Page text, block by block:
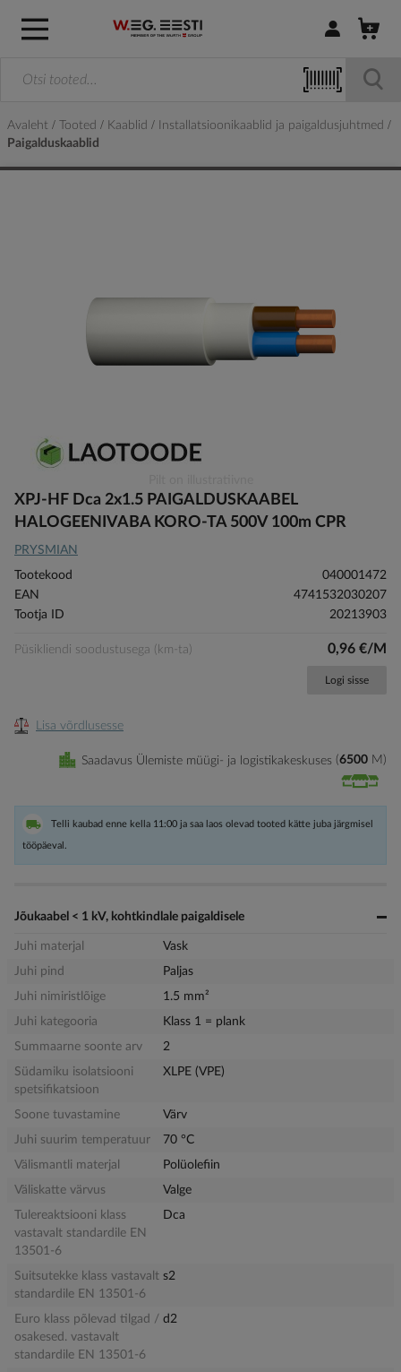
Logi sisse /
Avaleht Tooted Kaablid
Installatsioonikaablid ja paigaldusjuhtmed
Paigalduskaablid
to
the
of
the
images
XPJ-HF Dca 2x1.5 PAIGALDUSKAABEL
HALOGEENIVABA KORO-TA 500V 100m CPR
PRYSMIAN
Tootekood
040001472
EAN
4741532030207
Tootja ID
20213903
Püsikliendi soodustusega (km-ta) 0,96 €/M
Logi sisse
Lisa võrdlusesse
Saadavus Ülemiste müügi- ja logistikakeskuses 6500 M
Telli kaubad enne kella 11:00 ja saa laos olevad tooted kätte juba järgmisel
tööpäeval.
Jõukaabel < 1 kV, kohtkindlale paigaldisele
Juhi materjal
Vask
Juhi pind
Paljas
Juhi nimiristlõige
1.5 mm²
Juhi kategooria
Klass 1 = plank
Summaarne soonte arv
2
Südamiku isolatsiooni
spetsifikatsioon
XLPE (VPE)
Soone tuvastamine
Värv
Juhi suurim temperatuur
70 °C
Välismantli materjal
Polüolefiin
Väliskatte värvus
Valge
Tulereaktsiooni klass
vastavalt standardile EN
13501-6
Dca
Suitsutekke klass vastavalt
standardile EN 13501-6
s2
Euro klass põlevad tilgad /
osakesed. vastavalt
standardile EN 13501-6
d2